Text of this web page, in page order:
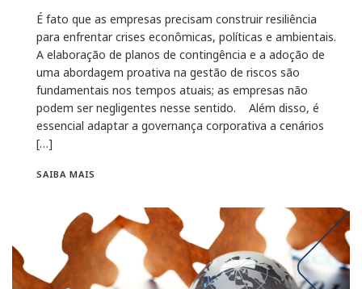
É fato que as empresas precisam construir resiliência
para enfrentar crises econômicas, políticas e ambientais.
A elaboração de planos de contingência e a adoção de
uma abordagem proativa na gestão de riscos são
fundamentais nos tempos atuais; as empresas não
podem ser negligentes nesse sentido. Além disso, é
essencial adaptar a governança corporativa a cenários
[…]
SAIBA MAIS